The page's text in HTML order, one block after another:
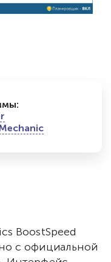
BoostSpeed
с официальной